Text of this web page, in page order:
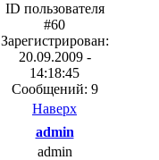
ID пользователя
#60
Зарегистрирован:
20.09.2009 -
14:18:45
Сообщений: 9
Наверх
admin
admin